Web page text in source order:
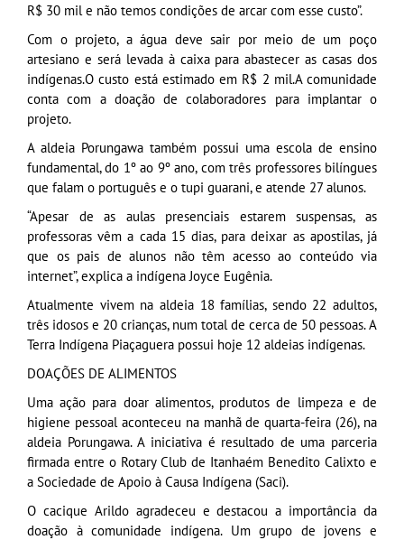
R$ 30 mil e não temos condições de arcar com esse custo”.
Com o projeto, a água deve sair por meio de um poço
artesiano e será levada à caixa para abastecer as casas dos
indígenas.O custo está estimado em R$ 2 mil.A comunidade
conta com a doação de colaboradores para implantar o
projeto.
A aldeia Porungawa também possui uma escola de ensino
fundamental, do 1º ao 9º ano, com três professores bilíngues
que falam o português e o tupi guarani, e atende 27 alunos.
“Apesar de as aulas presenciais estarem suspensas, as
professoras vêm a cada 15 dias, para deixar as apostilas, já
que os pais de alunos não têm acesso ao conteúdo via
internet”, explica a indígena Joyce Eugênia.
Atualmente vivem na aldeia 18 famílias, sendo 22 adultos,
três idosos e 20 crianças, num total de cerca de 50 pessoas. A
Terra Indígena Piaçaguera possui hoje 12 aldeias indígenas.
DOAÇÕES DE ALIMENTOS
Uma ação para doar alimentos, produtos de limpeza e de
higiene pessoal aconteceu na manhã de quarta-feira (26), na
aldeia Porungawa. A iniciativa é resultado de uma parceria
firmada entre o Rotary Club de Itanhaém Benedito Calixto e
a Sociedade de Apoio à Causa Indígena (Saci).
O cacique Arildo agradeceu e destacou a importância da
doação à comunidade indígena. Um grupo de jovens e